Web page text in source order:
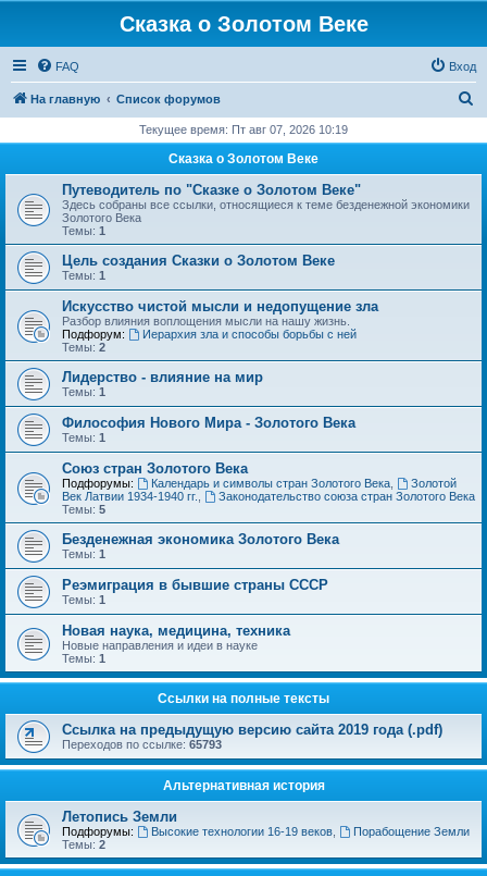
Сказка о Золотом Веке
FAQ Вход
На главную Список форумов
с
Текущее время: Пт авг 07, 2026 10:19
Сказка о Золотом Веке
Путеводитель по "Сказке о Золотом Веке"
Здесь собраны все ссылки, относящиеся к теме безденежной экономики
Золотого Века
Темы: 1
Цель создания Сказки о Золотом Веке
Темы: 1
Искусство чистой мысли и недопущение зла
Разбор влияния воплощения мысли на нашу жизнь.
Подфорум:
Иерархия зла и способы борьбы с ней
Темы: 2
Лидерство - влияние на мир
Темы: 1
Философия Нового Мира - Золотого Века
Темы: 1
Cоюз стран Золотого Века
Подфорумы: Календарь и символы стран Золотого Века,
Золотой
Век Латвии 1934-1940 гг.
Законодательство союза стран Золотого Века
Темы: 5
Безденежная экономика Золотого Века
Темы: 1
Реэмиграция в бывшие страны СССР
Темы: 1
Новая наука, медицина, техника
Новые направления и идеи в науке
Темы: 1
Ссылки на полные тексты
Ссылка на предыдущую версию сайта 2019 года (.pdf)
Переходов по ссылке: 65793
Альтернативная история
Летопись Земли
Подфорумы: Высокие технологии 16-19 веков,
Порабощение Земли
Темы: 2